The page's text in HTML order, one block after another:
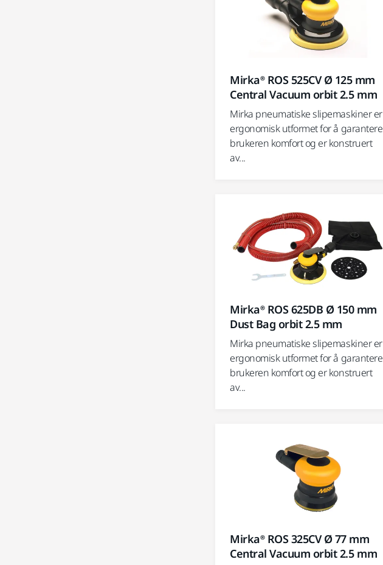
Mirka® ROS 525CV Ø 125 mm
Central Vacuum orbit 2.5 mm
Mirka pneumatiske slipemaskiner er
ergonomisk utformet for å garantere
brukeren komfort og er konstruert
av...
Mirka® ROS 625DB Ø 150 mm
Dust Bag orbit 2.5 mm
Mirka pneumatiske slipemaskiner er
ergonomisk utformet for å garantere
brukeren komfort og er konstruert
av...
Mirka® ROS 325CV Ø 77 mm
Central Vacuum orbit 2.5 mm